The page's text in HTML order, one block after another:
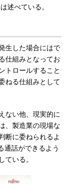
述べている。
生した場合にはで
仕組みとなってお
トロールすること
ねる仕組みとして
ない他、現実的に
、製造業の現場な
断に委ねられるよ
通話ができるよう
ている。